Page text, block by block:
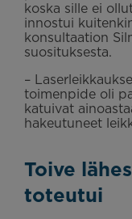
koska sille ei
innostui
konsultaation
suosituksesta.
–
toimenpide oli
katuivat
hakeutuneet
Toive
toteutui